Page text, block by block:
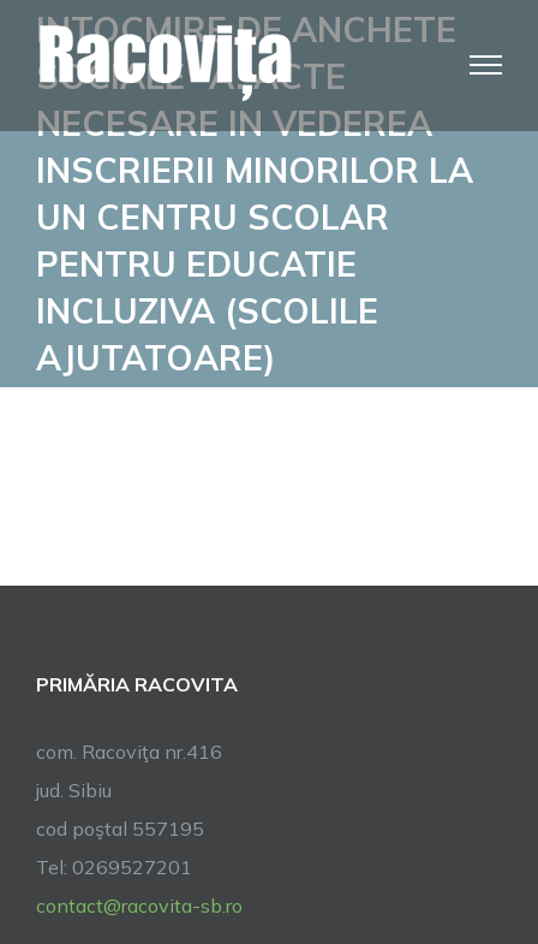
content
INTOCMIRE DE ANCHETE
SOCIALE -A. ACTE
NECESARE IN VEDEREA
INSCRIERII MINORILOR LA
UN CENTRU SCOLAR
PENTRU EDUCATIE
INCLUZIVA (SCOLILE
AJUTATOARE)
PRIMĂRIA RACOVITA
com. Racoviţa nr.416
jud. Sibiu
cod poştal 557195
Tel: 0269527201
contact@racovita-sb.ro